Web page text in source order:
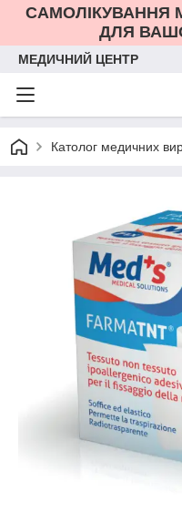
САМОЛІКУВАННЯ
ДЛЯ
МЕДИЧНИЙ ЦЕНТР
Католог медичних